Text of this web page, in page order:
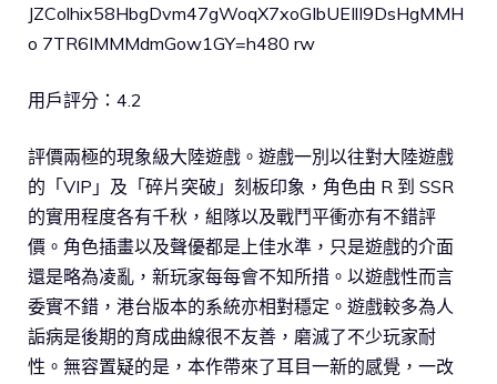
用戶評分：4.2
評價兩極的現象級大陸遊戲。遊戲一別以往對大陸遊戲
的「VIP」及「碎片突破」刻板印象，角色由 R 到 SSR
的實用程度各有千秋，組隊以及戰鬥平衝亦有不錯評
價。角色插畫以及聲優都是上佳水準，只是遊戲的介面
還是略為凌亂，新玩家每每會不知所措。以遊戲性而言
委實不錯，港台版本的系統亦相對穩定。遊戲較多為人
詬病是後期的育成曲線很不友善，磨滅了不少玩家耐
性。無容置疑的是，本作帶來了耳目一新的感覺，一改